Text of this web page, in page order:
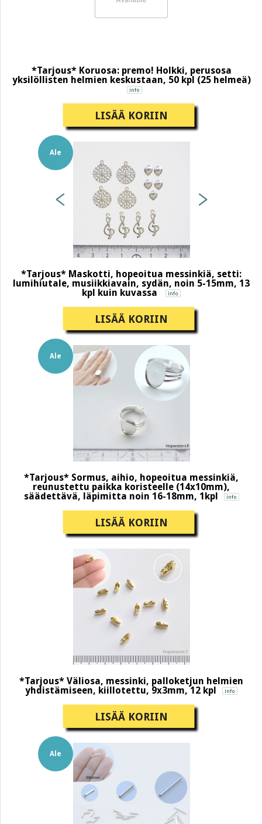
*Tarjous* Koruosa: premo! Holkki, perusosa
yksilöllisten helmien keskustaan, 50 kpl (25 helmeä)
LISÄÄ KORIIN
*Tarjous* Maskotti, hopeoitua messinkiä, setti:
lumihiutale, musiikkiavain, sydän, noin 5-15mm, 13
kpl kuin kuvassa
Ale
LISÄÄ KORIIN
*Tarjous* Sormus, aihio, hopeoitua messinkiä,
reunustettu paikka koristeelle (14x10mm),
säädettävä, läpimitta noin 16-18mm, 1kpl
Ale
LISÄÄ KORIIN
*Tarjous* Väliosa, messinki, palloketjun helmien
yhdistämiseen, kiillotettu, 9x3mm, 12 kpl
LISÄÄ KORIIN
Ale